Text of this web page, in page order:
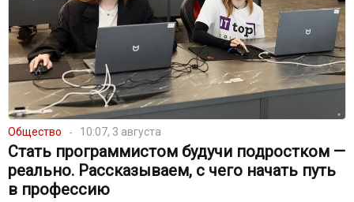
Общество 10:07, 3 августа
Стать программистом будучи подростком —
реально. Рассказываем, с чего начать путь
в профессию